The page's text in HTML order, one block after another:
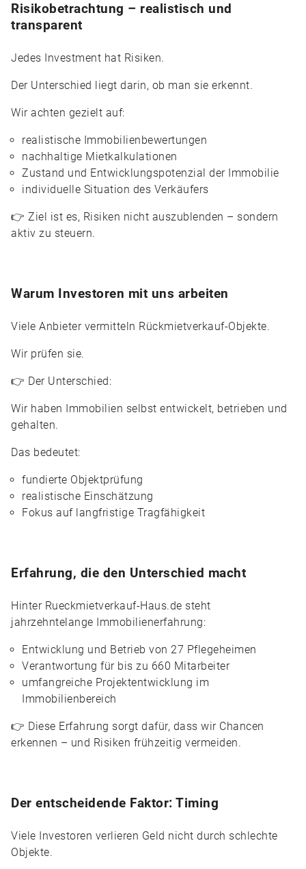
Risikobetrachtung – realistisch und
transparent
Jedes Investment hat Risiken.
Der Unterschied liegt darin, ob man sie erkennt.
Wir achten gezielt auf:
realistische Immobilienbewertungen
nachhaltige Mietkalkulationen
Zustand und Entwicklungspotenzial der Immobilie
individuelle Situation des Verkäufers
👉 Ziel ist es, Risiken nicht auszublenden – sondern
aktiv zu steuern.
Warum Investoren mit uns arbeiten
Viele Anbieter vermitteln Rückmietverkauf-Objekte.
Wir prüfen sie.
👉 Der Unterschied:
Wir haben Immobilien selbst entwickelt, betrieben und
gehalten.
Das bedeutet:
fundierte Objektprüfung
realistische Einschätzung
Fokus auf langfristige Tragfähigkeit
Erfahrung, die den Unterschied macht
Hinter Rueckmietverkauf-Haus.de steht
jahrzehntelange Immobilienerfahrung:
Entwicklung und Betrieb von 27 Pflegeheimen
Verantwortung für bis zu 660 Mitarbeiter
umfangreiche Projektentwicklung im
Immobilienbereich
👉 Diese Erfahrung sorgt dafür, dass wir Chancen
erkennen – und Risiken frühzeitig vermeiden.
Der entscheidende Faktor: Timing
Viele Investoren verlieren Geld nicht durch schlechte
Objekte.